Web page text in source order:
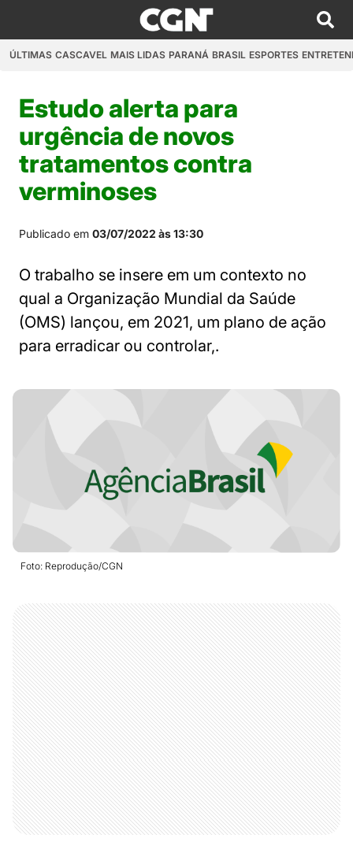
ÚLTIMAS CASCAVEL MAIS LIDAS PARANÁ BRASIL ESPORTES
Estudo alerta para
urgência de novos
tratamentos contra
verminoses
Publicado em 03/07/2022 às 13:30
O trabalho se insere em um contexto no
qual a Organização Mundial da Saúde
(OMS) lançou, em 2021, um plano de ação
para erradicar ou controlar,.
Foto: Reprodução/CGN